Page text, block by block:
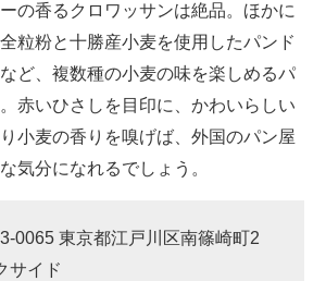
の香るクロワッサンは絶品。ほかに
粒粉と十勝産小麦を使用したパンド
ど、複数種の小麦の味を楽しめるパ
赤いひさしを目印に、かわいらしい
小麦の香りを嗅げば、外国のパン屋
気分になれるでしょう。
0065 東京都江戸川区南篠崎町2
サイド